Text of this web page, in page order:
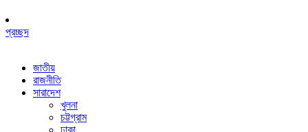
প্রচ্ছদ
জাতীয়
রাজনীতি
সারাদেশ
খুলনা
চট্টগ্রাম
ঢাকা